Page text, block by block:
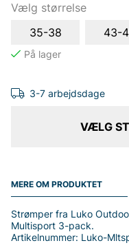
Vælg størrelse
35-38
43-
3-7 arbejdsdage
VÆLG
MERE OM PRODUKTET
Strømper fra Luko
Multisport 3-pack.
Artikelnummer: Luko-